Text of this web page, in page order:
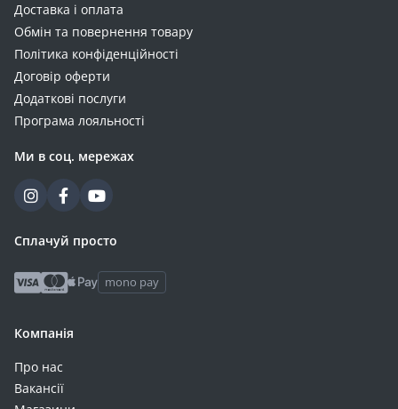
Доставка і оплата
Обмін та повернення товару
Політика конфіденційності
Договір оферти
Додаткові послуги
Програма лояльності
Ми в соц. мережах
Сплачуй просто
mono pay
Компанія
Про нас
Вакансії